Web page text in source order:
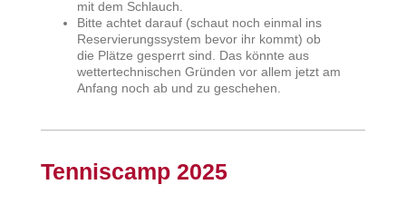
mit dem Schlauch.
Bitte achtet darauf (schaut noch einmal ins
Reservierungssystem bevor ihr kommt) ob
die Plätze gesperrt sind. Das könnte aus
wettertechnischen Gründen vor allem jetzt am
Anfang noch ab und zu geschehen.
Tenniscamp 2025